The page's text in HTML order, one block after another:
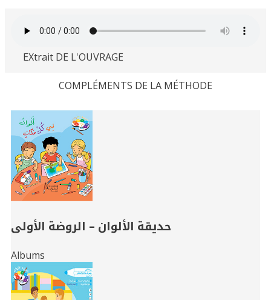
EXtrait DE L'OUVRAGE
COMPLÉMENTS DE LA MÉTHODE
Related
Books
حديقة الألوان – الروضة الأولى
Albums